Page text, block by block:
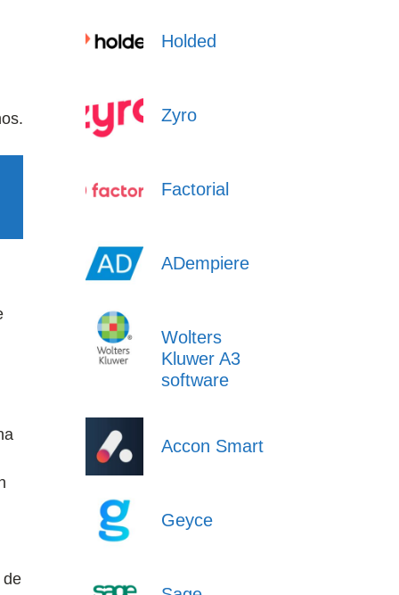
de
Holded
Zyro
Factorial
ADempiere
Wolters
Kluwer A3
software
Accon Smart
Geyce